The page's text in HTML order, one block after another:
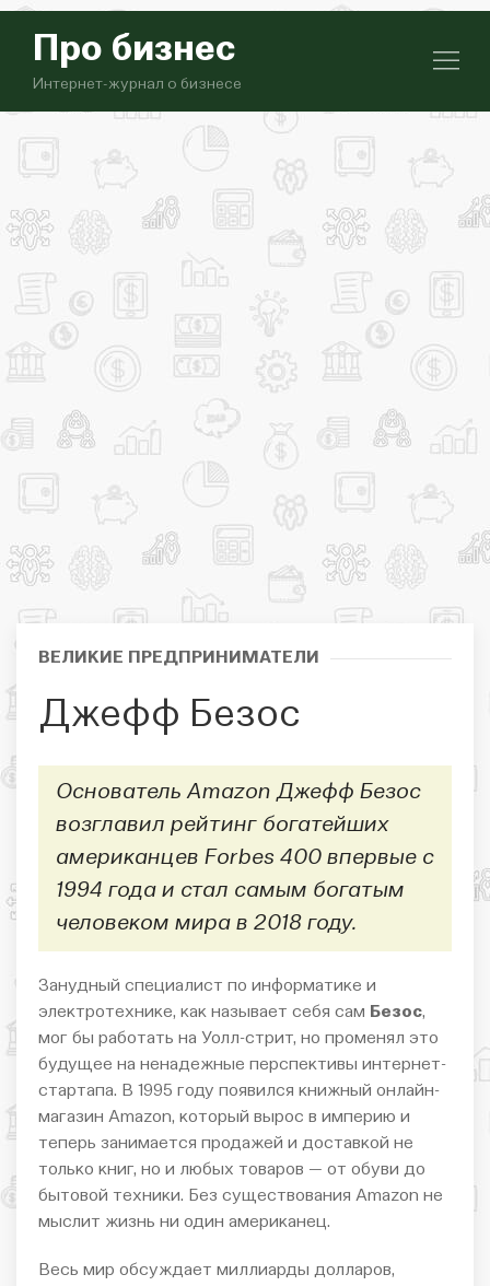
Про бизнес
Интернет-журнал о бизнесе
ВЕЛИКИЕ ПРЕДПРИНИМАТЕЛИ
Джефф Безос
Основатель Amazon Джефф Безос
возглавил рейтинг богатейших
американцев Forbes 400 впервые с
1994 года и стал самым богатым
человеком мира в 2018 году.
Занудный специалист по информатике и
электротехнике, как называет себя сам Безос,
мог бы работать на Уолл-стрит, но променял это
будущее на ненадежные перспективы интернет-
стартапа. В 1995 году появился книжный онлайн-
магазин Amazon, который вырос в империю и
теперь занимается продажей и доставкой не
только книг, но и любых товаров — от обуви до
бытовой техники. Без существования Amazon не
мыслит жизнь ни один американец.
Весь мир обсуждает миллиарды долларов,